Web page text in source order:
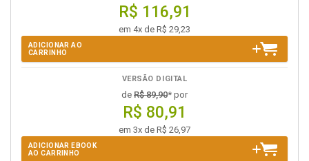
R$ 116,91
em 4x de R$ 29,23
ADICIONAR AO
CARRINHO
VERSÃO DIGITAL
de R$ 89,90* por
R$ 80,91
em 3x de R$ 26,97
ADICIONAR EBOOK
AO CARRINHO